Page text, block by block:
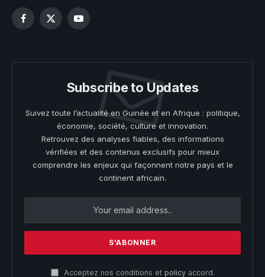
Facebook
X
YouTube
Subscribe to Updates
Suivez toute l’actualité en Guinée et en Afrique : politique,
économie, société, culture et innovation.
Retrouvez des analyses fiables, des informations
vérifiées et des contenus exclusifs pour mieux
comprendre les enjeux qui façonnent notre pays et le
continent africain.
Acceptez nos conditions et policyaccord.